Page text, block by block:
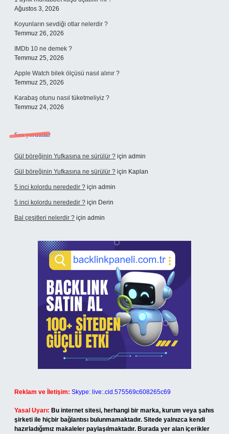
Ağustos 3, 2026
Koyunların sevdiği otlar nelerdir ?
Temmuz 26, 2026
IMDb 10 ne demek ?
Temmuz 25, 2026
Apple Watch bilek ölçüsü nasıl alınır ?
Temmuz 25, 2026
Karabaş otunu nasıl tüketmeliyiz ?
Temmuz 24, 2026
Son yorumlar
Gül böreğinin Yufkasına ne sürülür ? için admin
Gül böreğinin Yufkasına ne sürülür ? için Kaplan
5 inci kolordu nerededir ? için admin
5 inci kolordu nerededir ? için Derin
Bal çeşitleri nelerdir ? için admin
Reklam ve İletişim: Skype: live:.cid.575569c608265c69
Yasal Uyarı: Bu internet sitesi, herhangi bir marka, kurum veya şahıs
şirketi ile hiçbir bağlantısı bulunmamaktadır. Sitede yalnızca kendi
hazırladığımız makaleler paylaşılmaktadır. Burada yer alan içerikler